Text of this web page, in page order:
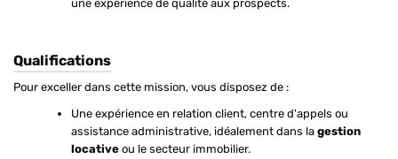
une expérience de qualité aux prospects.
Qualifications
Pour exceller dans cette mission, vous disposez de :
Une expérience en relation client, centre d'appels ou
assistance administrative, idéalement dans la gestion
locative ou le secteur immobilier.